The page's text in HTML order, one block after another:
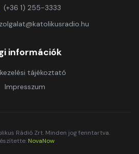
(+36 1) 255-3333
információk
tájékoztató
Impresszum
Rádió Zrt. Minden jog fenntartva.
NovaNow